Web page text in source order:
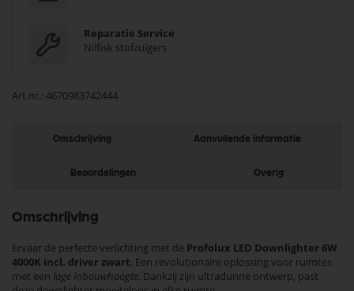
Reparatie Service
Nilfisk stofzuigers
Art.nr. 4670983742444
Omschrijving Aanvullende informatie
Beoordelingen Overig
Omschrijving
Ervaar de perfecte verlichting met de Profolux LED Downlighter 6W
4000K incl. driver zwart. Een revolutionaire oplossing voor ruimtes
met een lage inbouwhoogte. Dankzij zijn ultradunne ontwerp, past